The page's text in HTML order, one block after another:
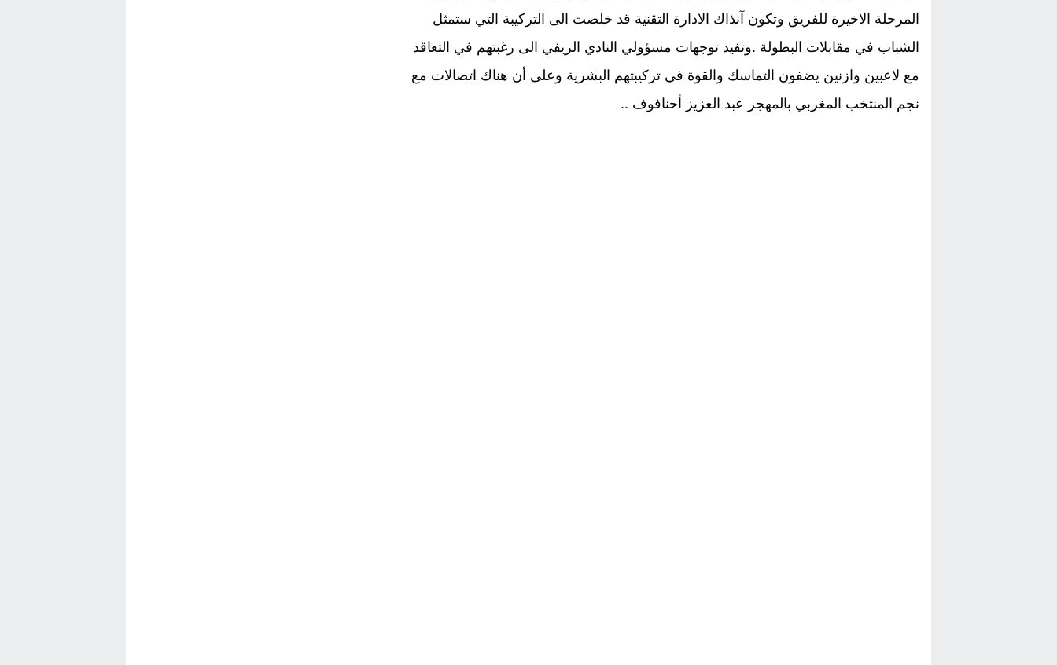
المرحلة الاخيرة للفريق وتكون آنذاك الادارة التقنية قد خلصت الى التركيبة التي ستمثل
الشباب في مقابلات البطولة .وتفيد توجهات مسؤولي النادي الريفي الى رغبتهم في التعاقد
مع لاعبين وازنين يضفون التماسك والقوة في تركيبتهم البشرية وعلى أن هناك اتصالات مع
نجم المنتخب المغربي بالمهجر عبد العزيز أحنافوف ..